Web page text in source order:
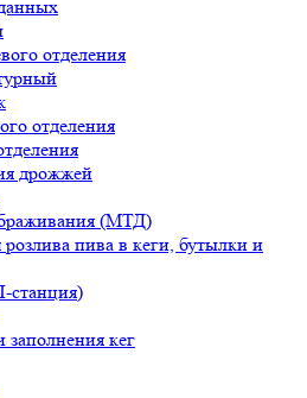
отделения
отделения
дрожжей
(МТД)
пива в кеги, бутылки и
станция)
заполнения кег